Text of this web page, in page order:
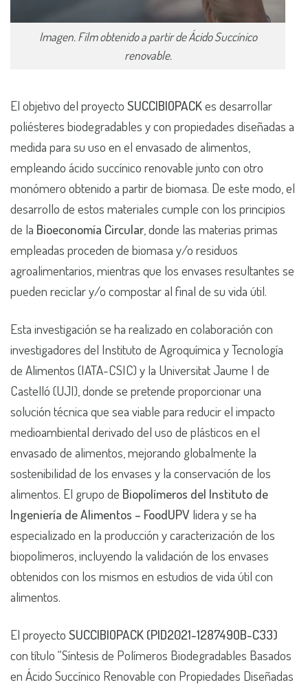
Imagen. Film obtenido a partir de Ácido Succínico
renovable.
El objetivo del proyecto SUCCIBIOPACKes desarrollar
poliésteres biodegradables y con propiedades diseñadas a
medida para su uso en el envasado de alimentos,
empleando ácido succínico renovable junto con otro
monómero obtenido a partir de biomasa. De este modo, el
desarrollo de estos materiales cumple con los principios
de la Bioeconomía Circular, donde las materias primas
empleadas proceden de biomasa y/o residuos
agroalimentarios, mientras que los envases resultantes se
pueden reciclar y/o compostar al final de su vida útil.
Esta investigación se ha realizado en colaboración con
investigadores del Instituto de Agroquímica y Tecnología
de Alimentos (IATA-CSIC) y la Universitat Jaume I de
Castelló (UJI), donde se pretende proporcionar una
solución técnica que sea viable para reducir el impacto
medioambiental derivado del uso de plásticos en el
envasado de alimentos, mejorando globalmente la
sostenibilidad de los envases y la conservación de los
alimentos. El grupo de Biopolímeros del Instituto de
Ingeniería de Alimentos – FoodUPV lidera y se ha
especializado en la producción y caracterización de los
biopolímeros, incluyendo la validación de los envases
obtenidos con los mismos en estudios de vida útil con
alimentos.
El proyecto SUCCIBIOPACK (PID2021-128749OB-C33)
con título “Síntesis de Polímeros Biodegradables Basados
en Ácido Succínico Renovable con Propiedades Diseñadas